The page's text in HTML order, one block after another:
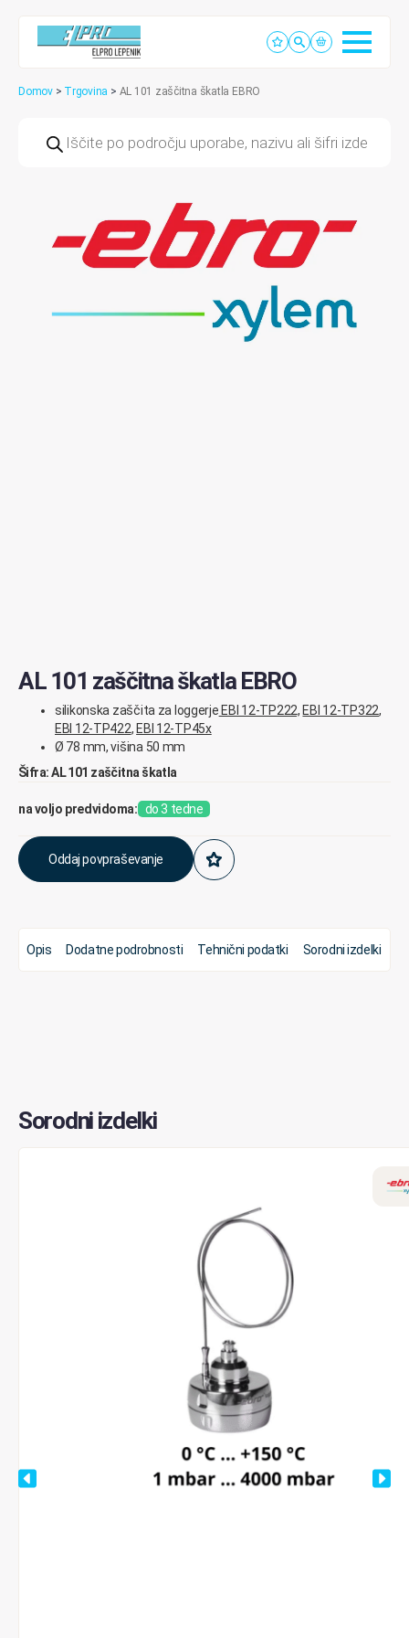
Domov > Trgovina > AL 101 zaščitna škatla EBRO
search
AL 101 zaščitna škatla EBRO
silikonska zaščita za loggerje EBI 12-TP222, EBI 12-TP322,
EBI 12-TP422, EBI 12-TP45x
Ø 78 mm, višina 50 mm
Šifra: AL 101 zaščitna škatla
na voljo predvidoma: do 3 tedne
Oddaj povpraševanje
Opis Dodatne podrobnosti Tehnični podatki Sorodni izdelki
Sorodni izdelki